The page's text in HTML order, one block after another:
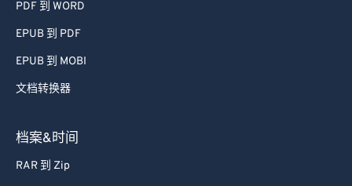
PDF 到 WORD
EPUB 到 PDF
EPUB 到 MOBI
文档转换器
档案&时间
RAR 到 Zip